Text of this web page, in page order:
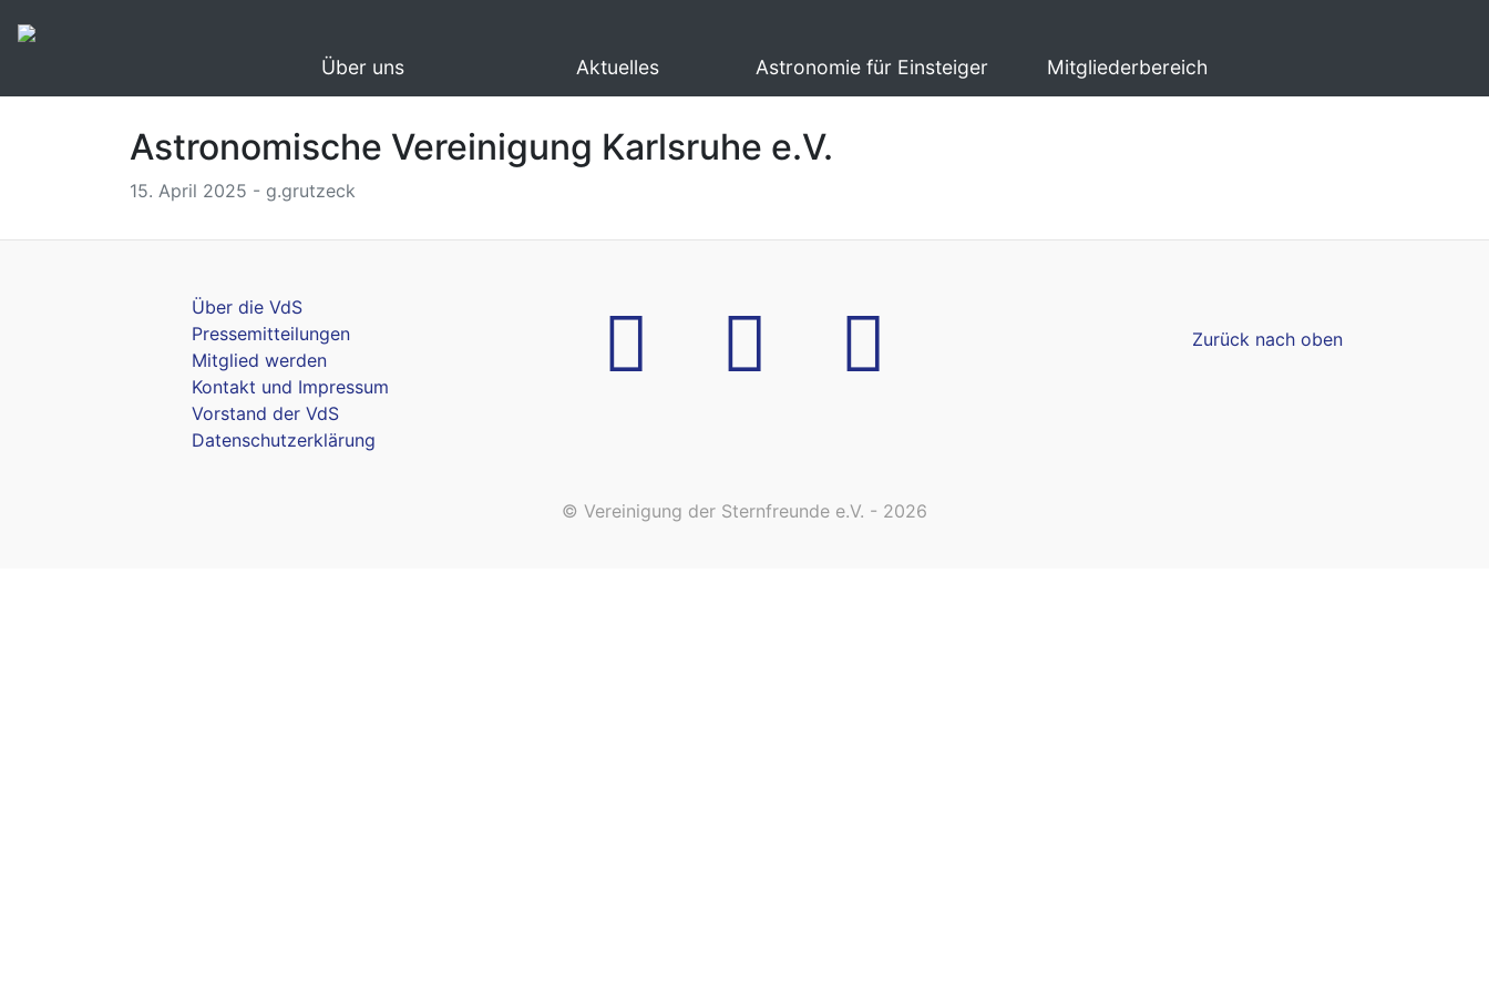
Über uns Aktuelles Astronomie für Einsteiger Mitgliederbereich
Astronomische Vereinigung Karlsruhe e.V.
15. April 2025 - g.grutzeck
Über die VdS
Pressemitteilungen
Mitglied werden
Kontakt und Impressum
Vorstand der VdS
Datenschutzerklärung
Zurück nach oben
© Vereinigung der Sternfreunde e.V. - 2026